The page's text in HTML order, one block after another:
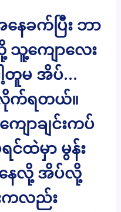
ေခက်ပြီး ဘာ
ကျောလေး
ါ့တူမ အိပ်…
လိုက်ရတယ်။
ောချင်းကပ်
င်ထဲမှာ မွန်း
နေလို့ အိပ်လို့
ကလည်း